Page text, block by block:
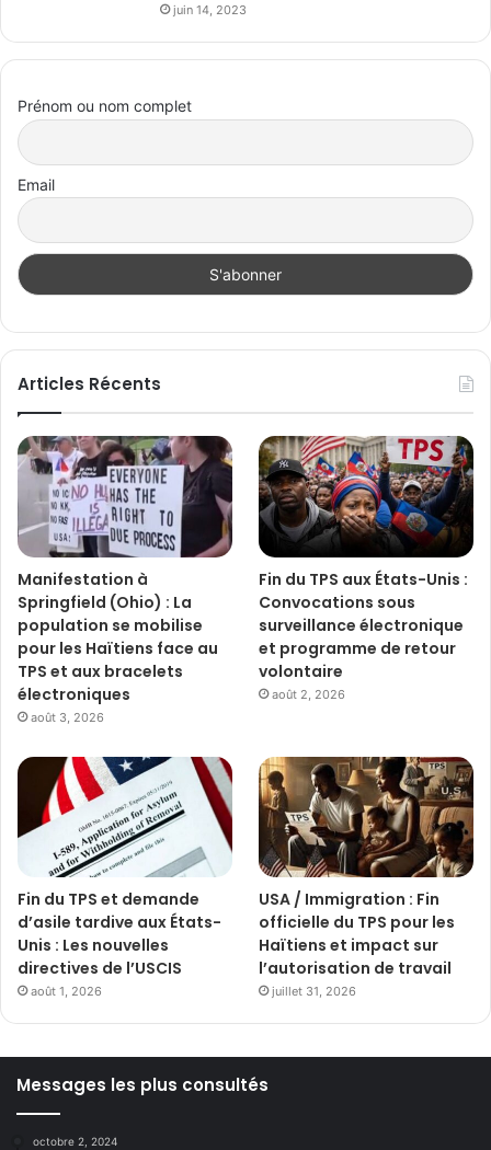
juin 14, 2023
Prénom ou nom complet
Email
Articles Récents
Manifestation à
Springfield (Ohio) : La
population se mobilise
pour les Haïtiens face au
TPS et aux bracelets
électroniques
août 3, 2026
Fin du TPS aux États-Unis :
Convocations sous
surveillance électronique
et programme de retour
volontaire
août 2, 2026
Fin du TPS et demande
d’asile tardive aux États-
Unis : Les nouvelles
directives de l’USCIS
août 1, 2026
USA / Immigration : Fin
officielle du TPS pour les
Haïtiens et impact sur
l’autorisation de travail
juillet 31, 2026
Messages les plus consultés
octobre 2, 2024